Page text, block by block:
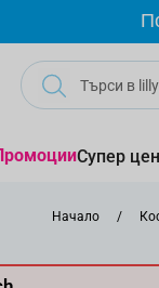
Супер
Начало /